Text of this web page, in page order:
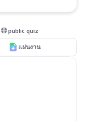
public quiz
แผ่นงาน